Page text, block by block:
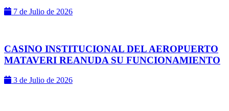
7 de Julio de 2026
CASINO INSTITUCIONAL DEL AEROPUERTO
MATAVERI REANUDA SU FUNCIONAMIENTO
3 de Julio de 2026